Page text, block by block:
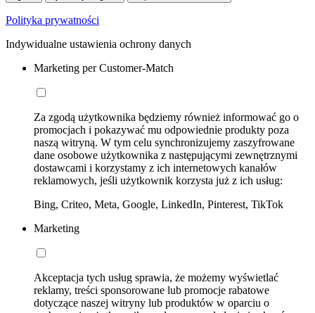
Polityka prywatności
Indywidualne ustawienia ochrony danych
Marketing per Customer-Match
Za zgodą użytkownika będziemy również informować go o
promocjach i pokazywać mu odpowiednie produkty poza
naszą witryną. W tym celu synchronizujemy zaszyfrowane
dane osobowe użytkownika z następującymi zewnętrznymi
dostawcami i korzystamy z ich internetowych kanałów
reklamowych, jeśli użytkownik korzysta już z ich usług:
Bing, Criteo, Meta, Google, LinkedIn, Pinterest, TikTok
Marketing
Akceptacja tych usług sprawia, że możemy wyświetlać
reklamy, treści sponsorowane lub promocje rabatowe
dotyczące naszej witryny lub produktów w oparciu o